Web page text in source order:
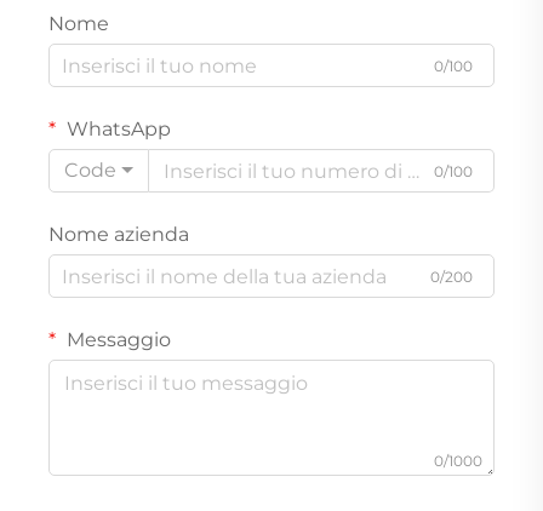
Nome
0/100
WhatsApp
Code
0/100
Nome azienda
0/200
Messaggio
0/1000